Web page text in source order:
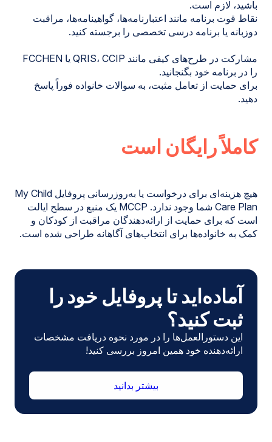
باشید، لازم است.
نقاط قوت برنامه مانند اعتبارنامه‌ها، گواهینامه‌ها، مراقبت
دوزبانه یا برنامه درسی تخصصی را برجسته کنید.
مشارکت در طرح‌های کیفی مانند QRIS، CCIP یا FCCHEN
را در برنامه خود بگنجانید.
برای حمایت از تعامل مثبت، به سوالات خانواده فوراً پاسخ
دهید.
کاملاً رایگان است
هیچ هزینه‌ای برای درخواست یا به‌روزرسانی پروفایل My Child
Care Plan شما وجود ندارد. MCCP یک منبع در سطح ایالت
است که برای حمایت از ارائه‌دهندگان مراقبت از کودکان و
کمک به خانواده‌ها برای انتخاب‌های آگاهانه طراحی شده است.
آماده‌اید تا پروفایل خود را
ثبت کنید؟
این دستورالعمل‌ها را در مورد نحوه دریافت مشخصات
ارائه‌دهنده خود همین امروز بررسی کنید!
بیشتر بدانید